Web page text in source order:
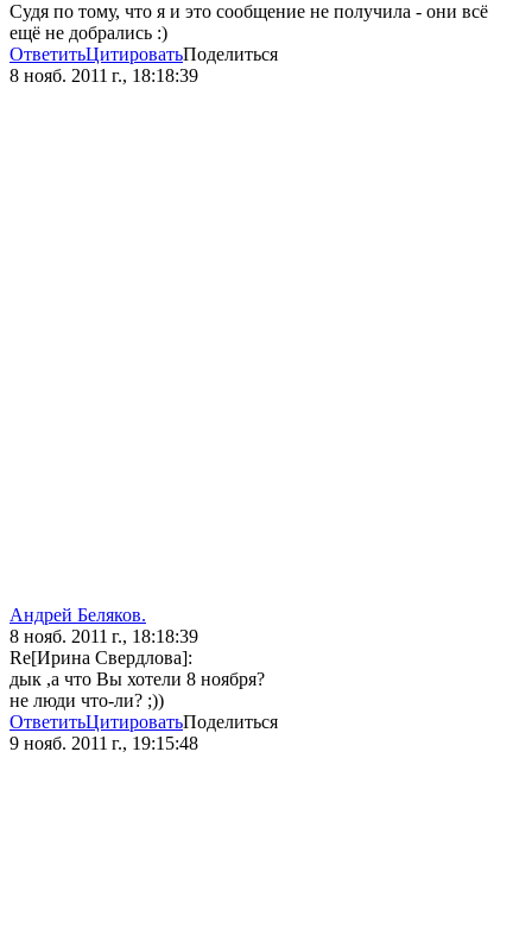
Судя по тому, что я и это сообщение не получила - они всё
ещё не добрались :)
ОтветитьЦитироватьПоделиться
8 нояб. 2011 г., 18:18:39
Андрей Беляков.
8 нояб. 2011 г., 18:18:39
Re[Ирина Свердлова]:
дык ,а что Вы хотели 8 ноября?
не люди что-ли? ;))
ОтветитьЦитироватьПоделиться
9 нояб. 2011 г., 19:15:48